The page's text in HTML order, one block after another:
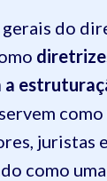
do
servem
juristas
como